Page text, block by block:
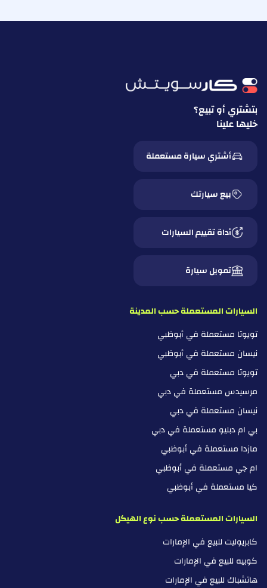
بتشتري أو تبيع؟
خليها علينا
أشتري سيارة مستعملة
بيع سيارتك
أداة تقييم السيارات
تمويل سيارة
السيارات المستعملة حسب المدينة
تويوتا مستعملة في أبوظبي
نيسان مستعملة في أبوظبي
تويوتا مستعملة في دبي
مرسيدس مستعملة في دبي
نيسان مستعملة في دبي
بي ام دبليو مستعملة في دبي
مازدا مستعملة في أبوظبي
ام جي مستعملة في أبوظبي
كيا مستعملة في أبوظبي
السيارات المستعملة حسب نوع الهيكل
كابريوليت للبيع في الإمارات
كوبيه للبيع في الإمارات
هاتشباك للبيع في الإمارات